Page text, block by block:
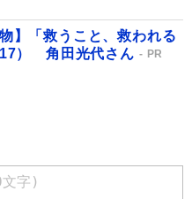
物】「救うこと、救われる
） 角田光代さん
PR